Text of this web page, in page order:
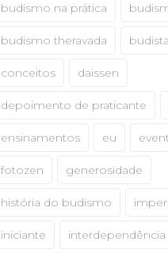
budismo na prática
budismo theravada budista
conceitos daissen
depoimento de praticante
ensinamentos eu
fotozen generosidade
história do budismo
iniciante interdependência